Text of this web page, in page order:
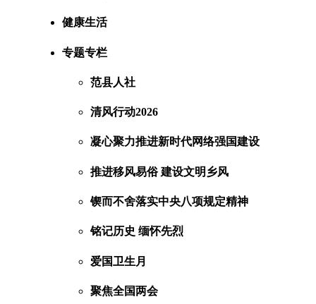
健康生活
专题专栏
范县人社
清风行动2026
凝心聚力推进新时代网络强国建设
推进移风易俗 建设文明乡风
锲而不舍落实中央八项规定精神
铭记历史 缅怀先烈
爱国卫生月
聚焦全国两会